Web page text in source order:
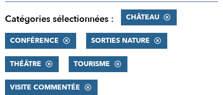
Catégories sélectionnées : CHÂTEAU
CONFÉRENCE SORTIES NATURE
THÉÂTRE TOURISME
VISITE COMMENTÉE